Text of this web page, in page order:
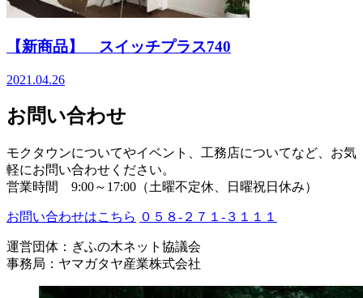
【新商品】 スイッチプラス740
2021.04.26
お問い合わせ
モクタウンについてやイベント、工務店についてなど、お気
軽にお問い合わせください。
営業時間 9:00～17:00（土曜不定休、日曜祝日休み）
お問い合わせはこちら ０５８-２７１-３１１１
運営団体：ぎふの木ネット協議会
事務局：ヤマガタヤ産業株式会社